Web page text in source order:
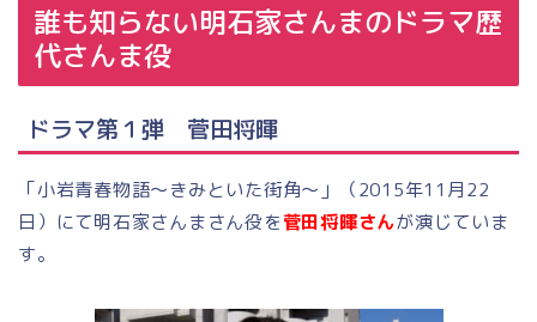
誰も知らない明石家さんまのドラマ歴
代さんま役
ドラマ第１弾 菅田将暉
「小岩青春物語〜きみといた街角〜」（2015年11月22
日）にて明石家さんまさん役を菅田将暉さんが演じていま
す。